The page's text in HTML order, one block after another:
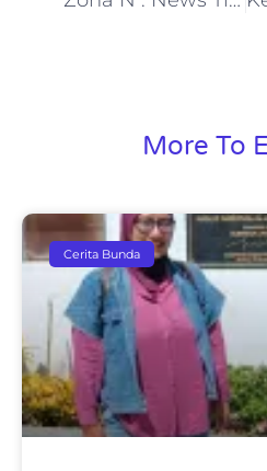
More To
Cerita Bunda